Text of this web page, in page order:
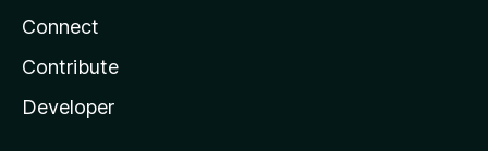
Connect
Contribute
Developer